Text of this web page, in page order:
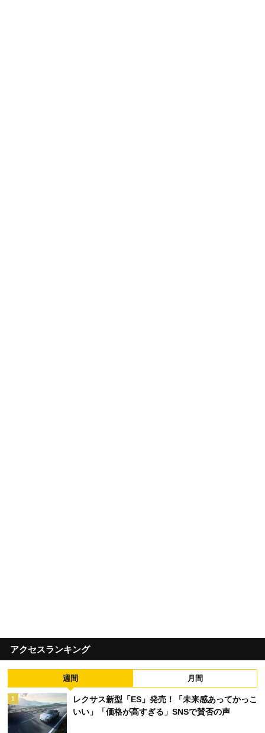
アクセスランキング
週間 月間
1
レクサス新型「ES」発売！「未来感あってかっこ
いい」「価格が高すぎる」SNSで賛否の声